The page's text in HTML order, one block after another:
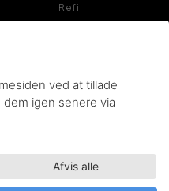
Refill
ved at tillade
igen senere via
Afvis alle